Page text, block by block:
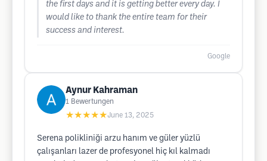
the first days and it is getting better every day. I
would like to thank the entire team for their
success and interest.
Google
Aynur Kahraman
1 Bewertungen
★★★★★June 13, 2025
Serena polikliniği arzu hanım ve güler yüzlü
çalışanları lazer de profesyonel hiç kıl kalmadı